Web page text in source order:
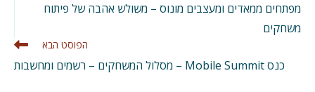
נוספים
מפתחים ממאדים ומעצבים מונוס – משולש אהבה של פיתוח
משחקים
הפוסט הבא
כנס Mobile Summit – מסלול המשחקים – רשמים ומחשבות